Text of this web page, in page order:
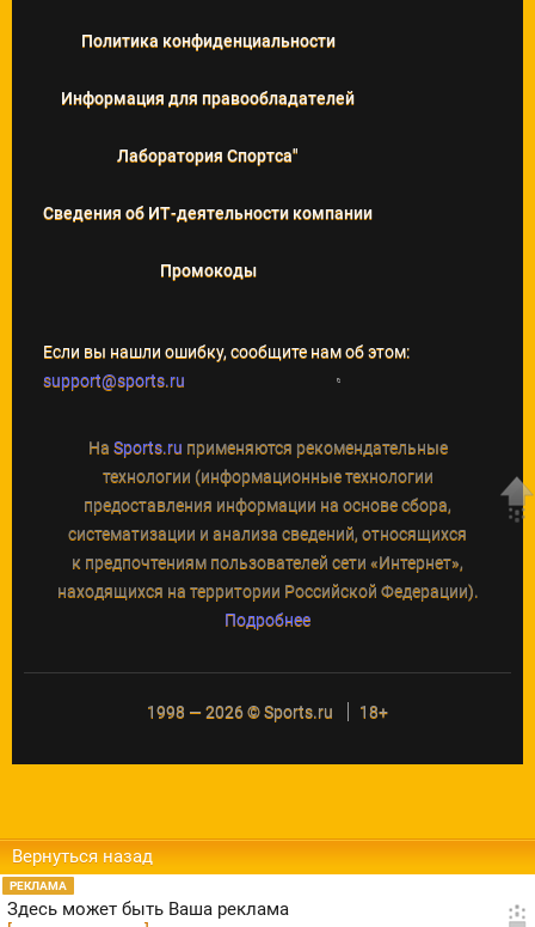
Политика конфиденциальности
Информация для правообладателей
Лаборатория Спортса"
Сведения об ИТ‑деятельности компании
Промокоды
Если вы нашли ошибку, сообщите нам об этом:
support@sports.ru
На Sports.ru применяются рекомендательные
технологии (информационные технологии
предоставления информации на основе сбора,
систематизации и анализа сведений, относящихся
к предпочтениям пользователей сети «Интернет»,
находящихся на территории Российской Федерации).
Подробнее
1998 — 2026 © Sports.ru 18+
Вернуться назад
РЕКЛАМА
Здесь может быть Ваша реклама